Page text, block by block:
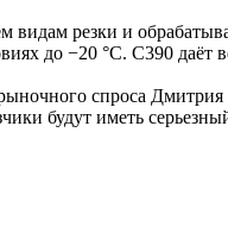
резки и
до −20 °C. С390 даёт
спроса
будут иметь